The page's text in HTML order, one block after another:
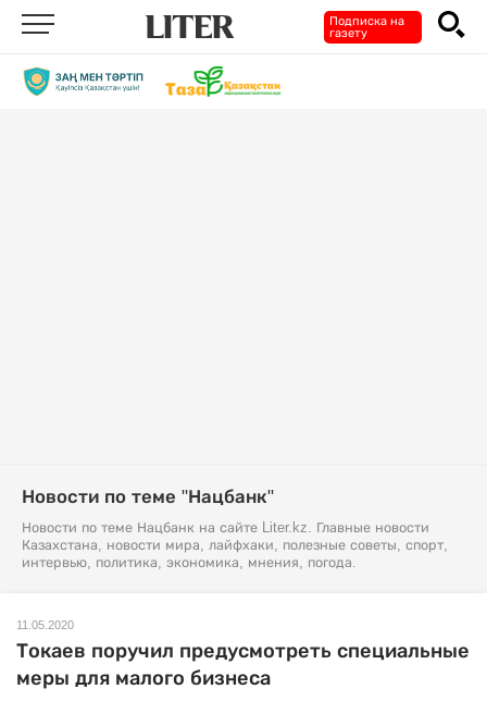
Подписка на
газету
Новости по теме "Нацбанк"
Новости по теме Нацбанк на сайте Liter.kz. Главные новости
Казахстана, новости мира, лайфхаки, полезные советы, спорт,
интервью, политика, экономика, мнения, погода.
11.05.2020
Токаев поручил предусмотреть специальные
меры для малого бизнеса